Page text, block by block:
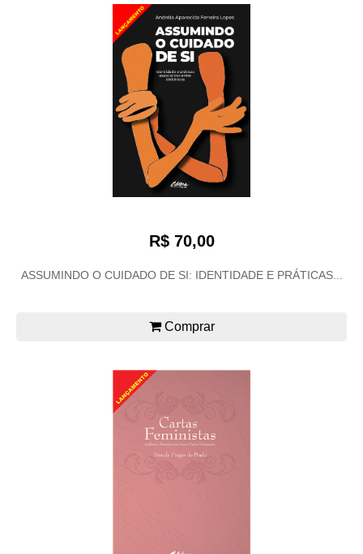
R$ 70,00
ASSUMINDO O CUIDADO DE SI: IDENTIDADE E PRÁTICAS...
Comprar